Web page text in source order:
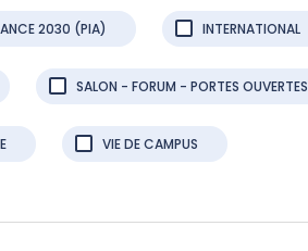
2030 (PIA) INTERNATIONAL
SALON - FORUM - PORTES OUVERTES
VIE DE CAMPUS